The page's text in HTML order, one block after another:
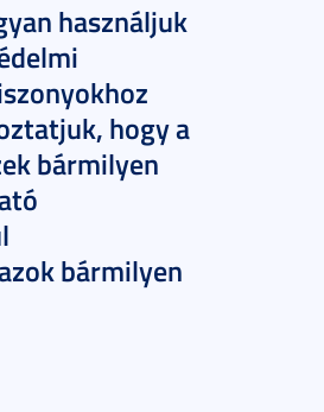
használjuk
hogy a
bármilyen
bármilyen